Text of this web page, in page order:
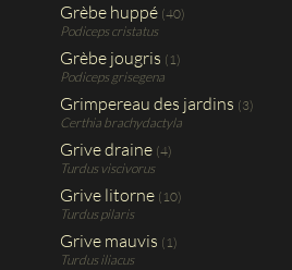
Grèbe huppé (40)
Podiceps cristatus
Grèbe jougris (1)
Podiceps grisegena
Grimpereau des jardins (3)
Certhia brachydactyla
Grive draine (4)
Turdus viscivorus
Grive litorne (10)
Turdus pilaris
Grive mauvis (1)
Turdus iliacus